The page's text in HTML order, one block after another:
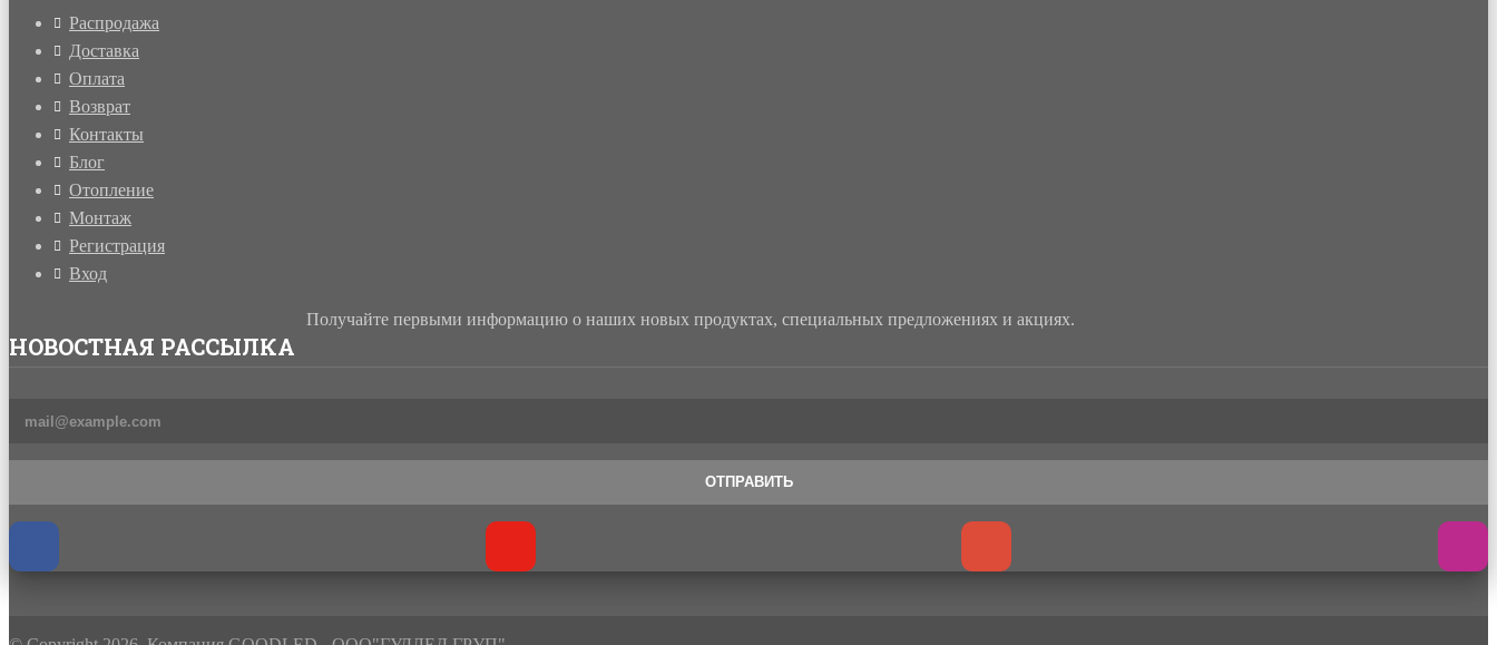
Распродажа
Доставка
Оплата
Возврат
Контакты
Блог
Отопление
Монтаж
Регистрация
Вход
НОВОСТНАЯ РАССЫЛКА
Получайте первыми информацию о наших новых продуктах, специальных предложениях и акциях.
ОТПРАВИТЬ